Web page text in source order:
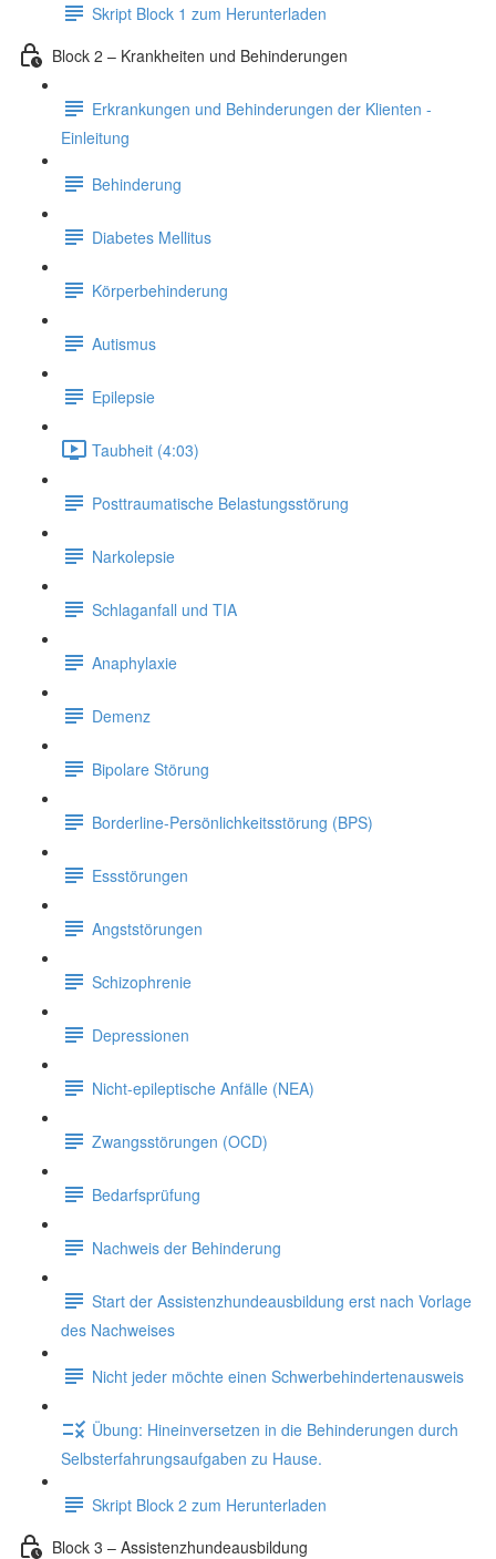
Skript Block 1 zum Herunterladen
Block 2 – Krankheiten und Behinderungen
Erkrankungen und Behinderungen der Klienten -
Einleitung
Behinderung
Diabetes Mellitus
Körperbehinderung
Autismus
Epilepsie
Taubheit (4:03)
Posttraumatische Belastungsstörung
Narkolepsie
Schlaganfall und TIA
Anaphylaxie
Demenz
Bipolare Störung
Borderline-Persönlichkeitsstörung (BPS)
Essstörungen
Angststörungen
Schizophrenie
Depressionen
Nicht-epileptische Anfälle (NEA)
Zwangsstörungen (OCD)
Bedarfsprüfung
Nachweis der Behinderung
Start der Assistenzhundeausbildung erst nach Vorlage
des Nachweises
Nicht jeder möchte einen Schwerbehindertenausweis
Übung: Hineinversetzen in die Behinderungen durch
Selbsterfahrungsaufgaben zu Hause.
Skript Block 2 zum Herunterladen
Block 3 – Assistenzhundeausbildung